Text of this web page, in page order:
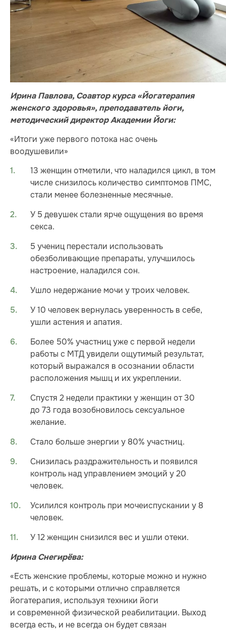
Ирина Павлова, Соавтор курса «Йогатерапия
женского здоровья», преподаватель йоги,
методический директор Академии Йоги:
«Итоги уже первого потока нас очень
воодушевили»
13 женщин отметили, что наладился цикл, в том
числе снизилось количество симптомов ПМС,
стали менее болезненные месячные.
У 5 девушек стали ярче ощущения во время
секса.
5 учениц перестали использовать
обезболивающие препараты, улучшилось
настроение, наладился сон.
Ушло недержание мочи у троих человек.
У 10 человек вернулась уверенность в себе,
ушли астения и апатия.
Более 50% участниц уже с первой недели
работы с МТД увидели ощутимый результат,
который выражался в осознании области
расположения мышц и их укреплении.
Спустя 2 недели практики у женщин от 30
до 73 года возобновилось сексуальное
желание.
Стало больше энергии у 80% участниц.
Снизилась раздражительность и появился
контроль над управлением эмоций у 20
человек.
Усилился контроль при мочеиспускании у 8
человек.
У 12 женщин снизился вес и ушли отеки.
Ирина Снегирёва:
«Есть женские проблемы, которые можно и нужно
решать, и с которыми отлично справляется
йогатерапия, используя техники йоги
и современной физической реабилитации. Выход
всегда есть, и не всегда он будет связан